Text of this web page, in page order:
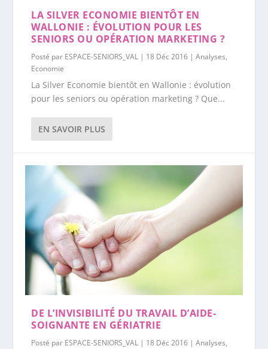
LA SILVER ECONOMIE BIENTÔT EN
WALLONIE : ÉVOLUTION POUR LES
SENIORS OU OPÉRATION MARKETING ?
Posté par ESPACE-SENIORS_VAL | 18 Déc 2016 |Analyses,
Economie
La Silver Economie bientôt en Wallonie : évolution
pour les seniors ou opération marketing ? Que...
EN SAVOIR PLUS
DE L’INVISIBILITÉ DU TRAVAIL D’AIDE-
SOIGNANTE EN GÉRIATRIE
Posté par ESPACE-SENIORS_VAL | 18 Déc 2016 |Analyses,